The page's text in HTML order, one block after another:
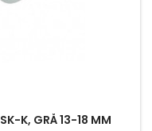
K, GRÅ 13-18 MM